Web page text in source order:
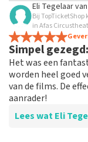
Eli Tegelaarvan
Bij
in Afas
Simpel
Het was een
worden heel goed
van de films. De
aanrader!
Lees wat Eli